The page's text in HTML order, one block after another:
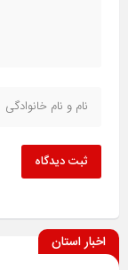
ثبت دیدگاه
اخبار استان